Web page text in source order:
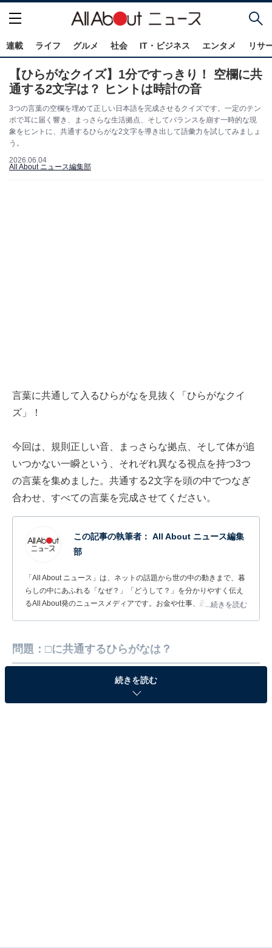
連載 ライフ グルメ 社会 IT・ビジネス エンタメ リサ
【ひらがなクイズ】1分ですっきり！ 空欄に共
通する2文字は？ ヒントは時計の音
3つの言葉の空欄を埋めて正しい日本語を完成させるクイズです。一定のテン
ポで耳に届く響き、まっさらな生活拠点、そしてバランスを崩す一時的な現
象をヒントに、共通するひらがな2文字を導き出して語彙力を試してみましょ
う。
2026.06.04
All About ニュース編集部
言葉に共通して入るひらがなを見抜く「ひらがなクイ
ズ」！
今回は、規則正しい音、まっさらな拠点、そして体が追
いつかない一瞬という、それぞれ異なる視点を持つ3つ
の言葉を集めました。共通する2文字を頭の中でつなぎ
合わせ、すべての言葉を完成させてください。
この記事の執筆者： All About ニュース編集
部
「All About ニュース」は、ネットの話題から世の中の動きまで、暮
らしの中にあふれる「なぜ？」「どうして？」を分かりやすく伝え
るAll About発のニュースメディアです。お金や仕事、恋愛、ITに関
...続きを読む
問題：□に共通するひらがなは？
続きを読む